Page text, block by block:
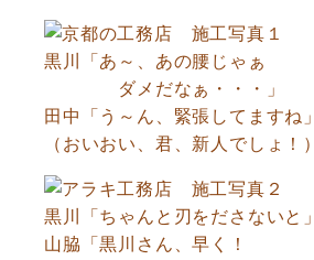
黒川「あ～、あの腰じゃぁ
ダメだなぁ・・・」
田中「う～ん、緊張してますね」
（おいおい、君、新人でしょ！）
黒川「ちゃんと刃をださないと」
山脇「黒川さん、早く！